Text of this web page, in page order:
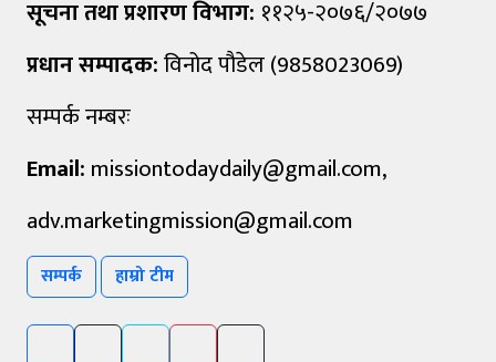
सूचना तथा प्रशारण विभाग: ११२५-२०७६/२०७७
प्रधान सम्पादक:विनोद पौडेल (9858023069)
सम्पर्क नम्बरः
Email: missiontodaydaily@gmail.com,
adv.marketingmission@gmail.com
सम्पर्क हाम्रो टीम